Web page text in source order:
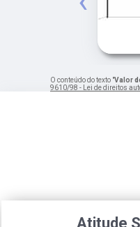
O conteúdo do texto "Valor
9610/98 - Lei de direitos
Atitude